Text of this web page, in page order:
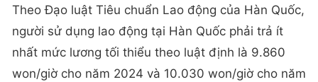
Theo Đạo luật Tiêu chuẩn Lao động của Hàn Quốc,
người sử dụng lao động tại Hàn Quốc phải trả ít
nhất mức lương tối thiểu theo luật định là 9.860
won/giờ cho năm 2024 và 10.030 won/giờ cho năm